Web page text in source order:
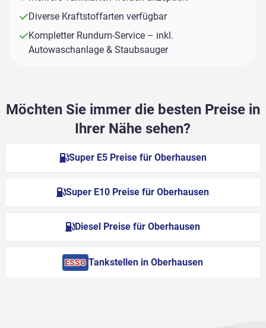
Diverse Kraftstoffarten verfügbar
Kompletter Rundum-Service – inkl.
Autowaschanlage & Staubsauger
Möchten Sie immer die besten Preise in
Ihrer Nähe sehen?
Super E5 Preise für Oberhausen
Super E10 Preise für Oberhausen
Diesel Preise für Oberhausen
ESSO Tankstellen in Oberhausen